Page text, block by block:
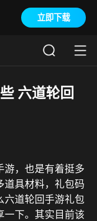
立即下载
六道轮回
游，也是有着挺多
道具材料，礼包码
六道轮回手游礼包
一下。其实目前该